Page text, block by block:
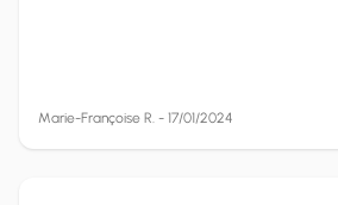
Marie-Françoise R. - 17/01/2024